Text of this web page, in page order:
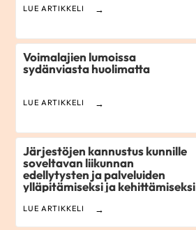
LUE ARTIKKELI
Voimalajien lumoissa
sydänviasta huolimatta
LUE ARTIKKELI
Järjestöjen kannustus kunnille
soveltavan liikunnan
edellytysten ja palveluiden
ylläpitämiseksi ja kehittämiseksi
LUE ARTIKKELI